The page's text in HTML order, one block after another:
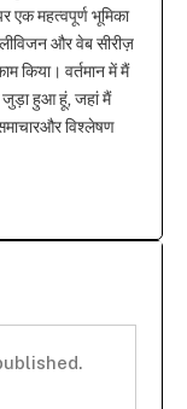
एक महत्वपूर्ण भूमिका
और वेब सीरीज़
किया। वर्तमान में मैं
हुआ हूं, जहां मैं
विश्लेषण